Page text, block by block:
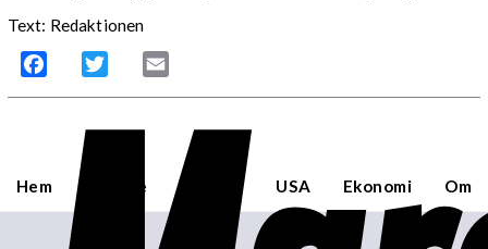
Text: Redaktionen
Facebook Twitter
Hem Sverige Världen USA Ekonomi Om